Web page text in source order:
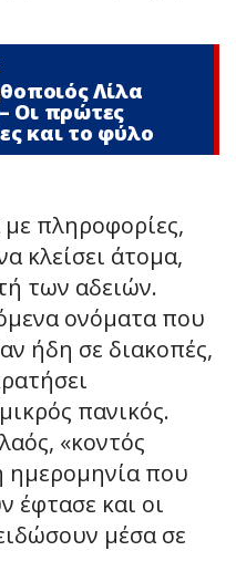
Λίλα
Οι πρώτες
και το φύλο
πληροφορίες,
κλείσει άτομα,
των αδειών.
ονόματα που
ήδη σε διακοπές,
πανικός.
«κοντός
ημερομηνία που
έφτασε και οι
μέσα σε